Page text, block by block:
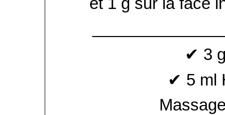
✔ 3
✔ 5 ml